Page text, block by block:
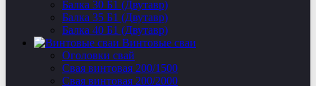
Балка 30 Б1 (Двутавр)
Балка 35 Б1 (Двутавр)
Балка 40 Б1 (Двутавр)
Винтовые сваи
Оголовки свай
Свая винтовая 200/1500
Свая винтовая 200/2000